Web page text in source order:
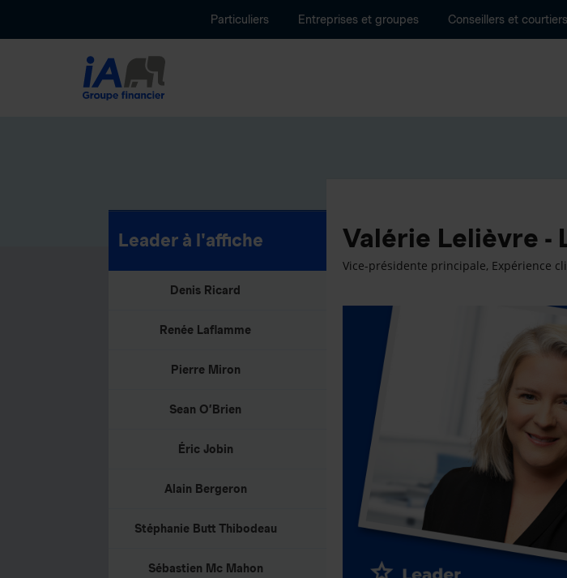
Particuliers Entreprises et groupes Conseillers et courtiers
Leader à l'affiche
Denis Ricard
Renée Laflamme
Pierre Miron
Sean O’Brien
Éric Jobin
Alain Bergeron
Stéphanie Butt Thibodeau
Sébastien Mc Mahon
Valérie Lelièvre -
Vice-présidente principale, Expérience